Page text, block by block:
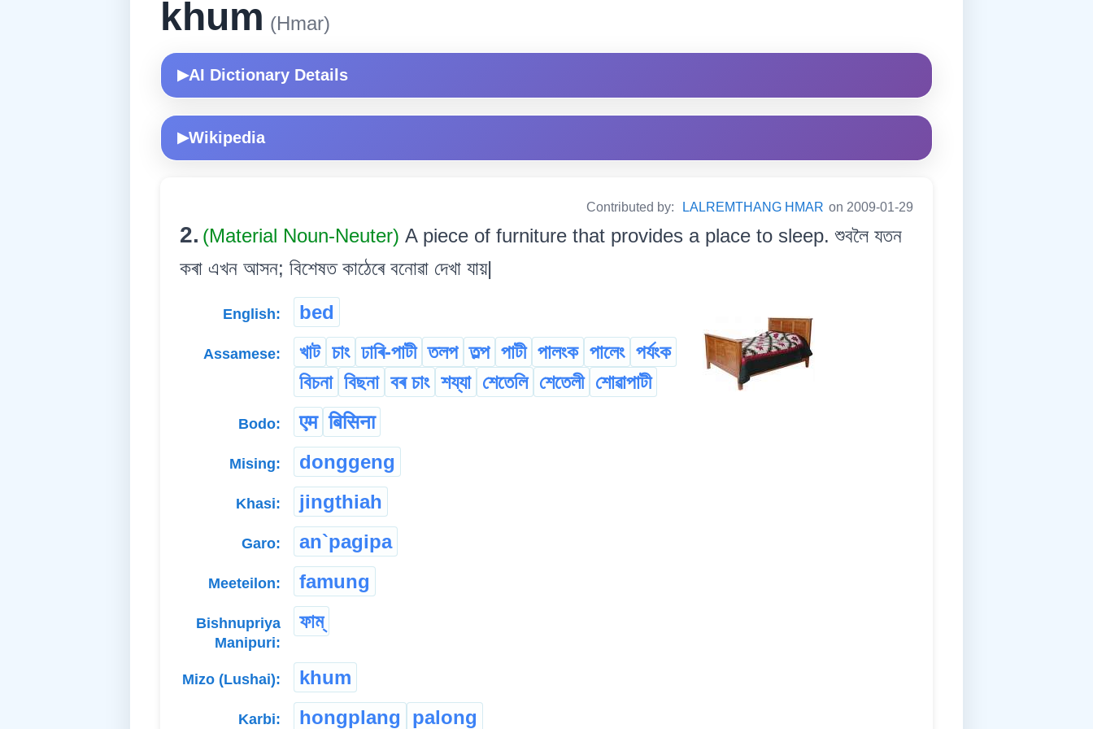
khum (Hmar)
▶AI Dictionary Details
▶Wikipedia
Contributed by: LALREMTHANG HMAR on 2009-01-29
2. (Material Noun-Neuter) A piece of furniture that provides a place to sleep. শুবলৈ যতন
কৰা এখন আসন; বিশেষত কাঠেৰে বনোৱা দেখা যায়|
English: bed
Assamese: খাট চাং ঢাৰি-পাটী তলপ তল্প পাটী পালংক পালেং পৰ্যংক
বিচনা বিছনা বৰ চাং শয্যা শেতেলি শেতেলী শোৱাপাটী
Bodo: एम बिसिना
Mising: donggeng
Khasi: jingthiah
Garo: an`pagipa
Meeteilon: famung
Bishnupriya
Manipuri:
ফাম্
Mizo (Lushai): khum
Karbi: hongplang palong